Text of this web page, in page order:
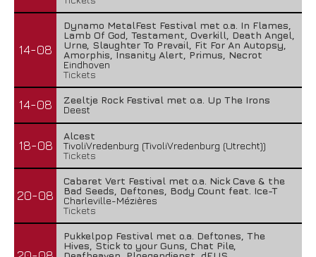
14-08
Dynamo MetalFest Festival met o.a. In Flames,
Lamb Of God, Testament, Overkill, Death Angel,
Urne, Slaughter To Prevail, Fit For An Autopsy,
Amorphis, Insanity Alert, Primus, Necrot
Eindhoven
Tickets
14-08
Zeeltje Rock Festival met o.a. Up The Irons
Deest
18-08
Alcest
TivoliVredenburg (TivoliVredenburg (Utrecht))
Tickets
20-08
Cabaret Vert Festival met o.a. Nick Cave & the
Bad Seeds, Deftones, Body Count feat. Ice-T
Charleville-Mézières
Tickets
Pukkelpop Festival met o.a. Deftones, The
Hives, Stick to your Guns, Chat Pile,